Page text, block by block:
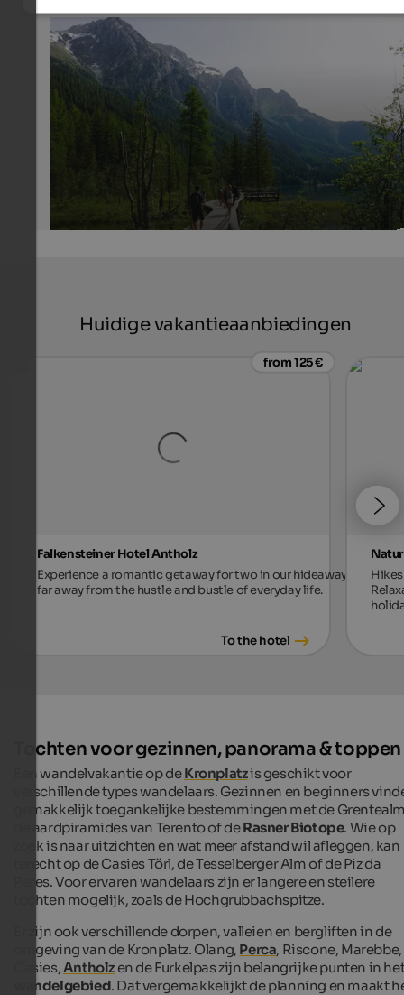
Circular trail around Lake Antholz
The hike around Lake Antholz takes approx. 1.5-2 hours
an experience for young and old.
Internet Consulting
Huidige vakantieaanbiedingen
from 125 €
Falkensteiner Hotel Antholz
Experience a romantic getaway for two in our hideaway,
far away from the hustle and bustle of everyday life.
To the hotel
Tochten voor gezinnen, panorama & toppen
Een wandelvakantie op deKronplatzis geschikt voor
verschillende types wandelaars. Gezinnen en beginners
gemakkelijk toegankelijke bestemmingen met de
de aardpiramides van Terento of deRasner Biotope. Wie op
zoek is naar uitzichten en wat meer afstand wil afleggen, kan
terecht op de Casies Törl, de Tesselberger Alm of de Piz da
Peres. Voor ervaren wandelaars zijn er langere en steilere
tochten mogelijk, zoals de Hochgrubbachspitze.
Er zijn ook verschillende dorpen, valleien en bergliften in de
omgeving van de Kronplatz. Olang, Perca, Riscone, Marebbe,
Casies,Antholz en de Furkelpas zijn belangrijke punten in
wandelgebied. Dat vergemakkelijkt de planning en maakt